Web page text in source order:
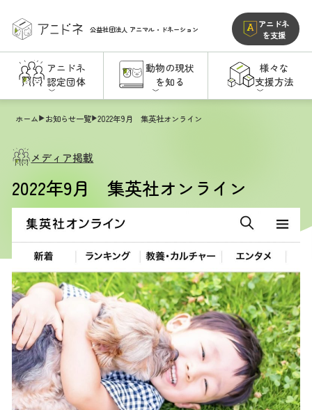
公益社団法人 アニマル・ドネーション
アニドネ
を支援
アニドネ
認定団体
動物の現状
を知る
様々な
支援方法
ホーム お知らせ一覧 2022年9月 集英社オンライン
メディア掲載
2022年9月 集英社オンライン